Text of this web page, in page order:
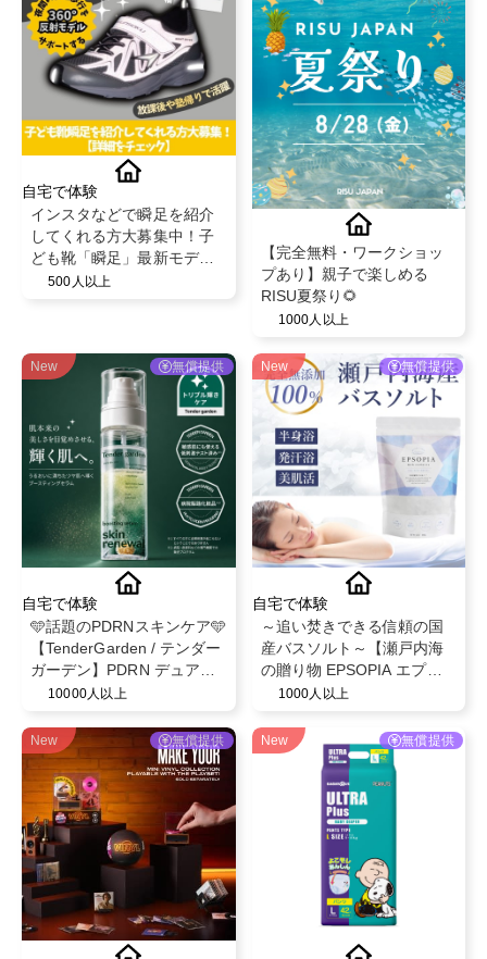
自宅で体験
インスタなどで瞬足を紹介
してくれる方大募集中！子
ども靴「瞬足」最新モデル
を履いて投稿✨
500人以上
【完全無料・ワークショッ
プあり】親子で楽しめる
RISU夏祭り🌻
1000人以上
New 無償提供
自宅で体験
🩵話題のPDRNスキンケア🩵
【TenderGarden / テンダー
ガーデン】PDRN デュアル
ブースト 美容液ミスト モニ
10000人以上
New 無償提供
自宅で体験
～追い焚きできる信頼の国
産バスソルト～【瀬戸内海
の贈り物 EPSOPIA エプソ
ピア】@EPSOPIA
1000人以上
New 無償提供 New 無償提供